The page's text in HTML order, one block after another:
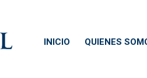
INICIO QUIENES